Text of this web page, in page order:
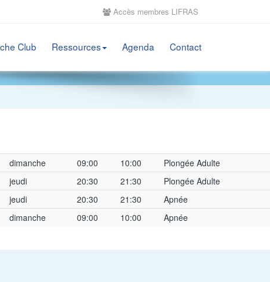
Accès membres LIFRAS
Club Ressources Agenda Contact
dimanche 09:00 10:00
Plongée Adulte
jeudi 20:30 21:30
Plongée Adulte
jeudi 20:30 21:30
Apnée
dimanche 09:00 10:00 Apnée